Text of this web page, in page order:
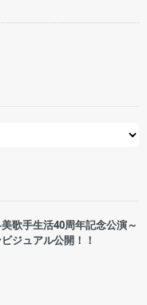
歌手生活40周年記念公演～
ジュアル公開！！